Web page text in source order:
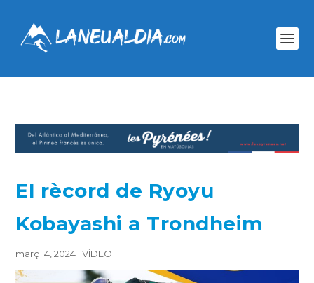
El rècord de Ryoyu
Kobayashi a Trondheim
març 14, 2024 |VÍDEO